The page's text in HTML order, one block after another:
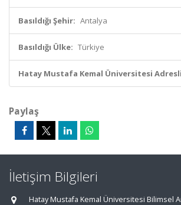
Basıldığı Şehir: Antalya
Basıldığı Ülke: Türkiye
Hatay Mustafa Kemal Üniversitesi
Paylaş
İletişim Bilgileri
Hatay Mustafa Kemal Üniversitesi Bilimsel